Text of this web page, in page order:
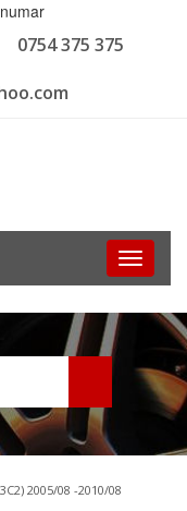
0754 375 375
Toggle
2005/08 -2010/08